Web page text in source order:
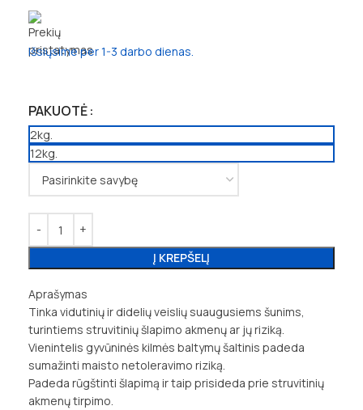
Išsiųsime per 1-3 darbo dienas.
PAKUOTĖ
2kg.
12kg.
Į KREPŠELĮ
Aprašymas
Tinka vidutinių ir didelių veislių suaugusiems šunims,
turintiems struvitinių šlapimo akmenų ar jų riziką.
Vienintelis gyvūninės kilmės baltymų šaltinis padeda
sumažinti maisto netoleravimo riziką.
Padeda rūgštinti šlapimą ir taip prisideda prie struvitinių
akmenų tirpimo.